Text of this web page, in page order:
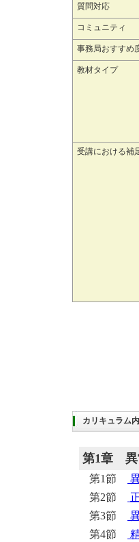
質問対応
コミュニティ
事務局おすすめ
教材タイプ
受講における補
カリキュラム
第1章
第1節
第2節
第3節
第4節